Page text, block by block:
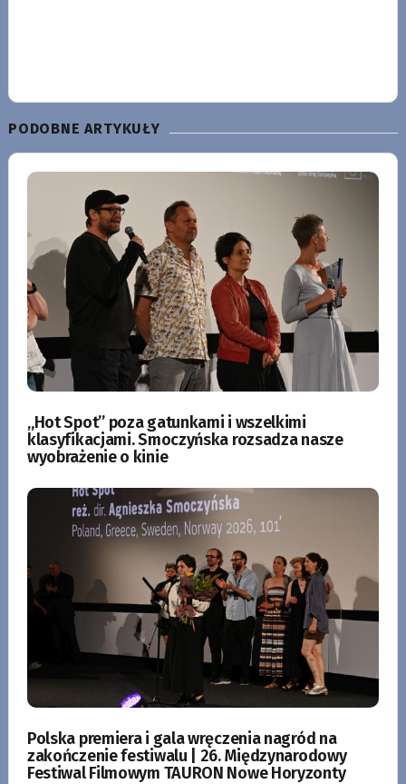
PODOBNE ARTYKUŁY
„Hot Spot” poza gatunkami i wszelkimi
klasyfikacjami. Smoczyńska rozsadza nasze
wyobrażenie o kinie
Polska premiera i gala wręczenia nagród na
zakończenie festiwalu | 26. Międzynarodowy
Festiwal Filmowym TAURON Nowe Horyzonty